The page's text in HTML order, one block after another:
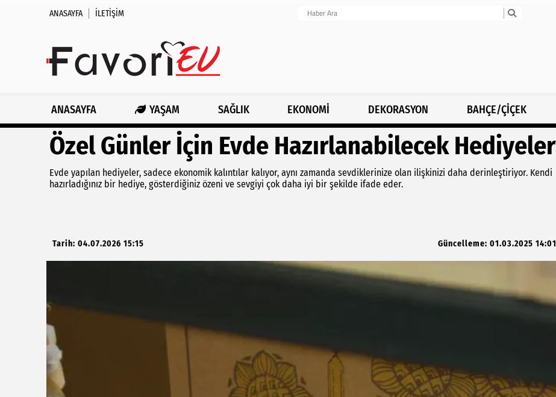
ANASAYFA İLETIŞIM
ANASAYFA YAŞAM SAĞLIK EKONOMİ DEKORASYON BAHÇE/ÇİÇEK
Özel Günler İçin Evde Hazırlanabilecek Hediyeler
Evde yapılan hediyeler, sadece ekonomik kalıntılar kalıyor, aynı zamanda sevdiklerinize olan ilişkinizi daha derinleştiriyor. Kendi
hazırladığınız bir hediye, gösterdiğiniz özeni ve sevgiyi çok daha iyi bir şekilde ifade eder.
Tarih: 04.07.2026 15:15 Güncelleme: 01.03.2025 14:01